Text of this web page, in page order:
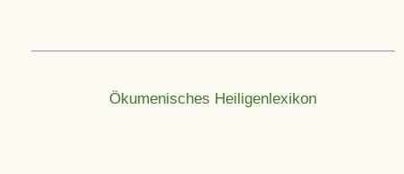
Ökumenisches Heiligenlexikon